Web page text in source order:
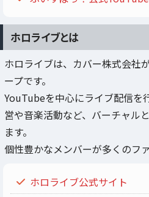
ホロライブとは
ホロライブは、カバー株式会社
ープです。
YouTubeを中心にライブ配信を
営や音楽活動など、バーチャル
ます。
個性豊かなメンバーが多くのフ
ホロライブ公式サイト